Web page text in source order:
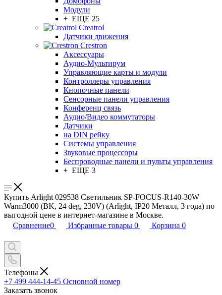
Модули
+ ЕЩЕ 25
Creatrol
Датчики движения
Crestron
Аксессуары
Аудио-Мультирум
Управляющие карты и модули
Контроллеры управления
Кнопочные панели
Сенсорные панели управления
Конференц связь
Аудио/Видео коммутаторы
Датчики
на DIN рейку
Системы управления
Звуковые процессоры
Беспроводные панели и пульты управления
+ ЕЩЕ 3
Купить Arlight 029538 Светильник SP-FOCUS-R140-30W
Warm3000 (BK, 24 deg, 230V) (Arlight, IP20 Металл, 3 года) по
выгодной цене в интернет-магазине в Москве.
Сравнение0 Избранные товары 0 Корзина 0
Телефоны
+7 499 444-14-45 Основной номер
Заказать звонок